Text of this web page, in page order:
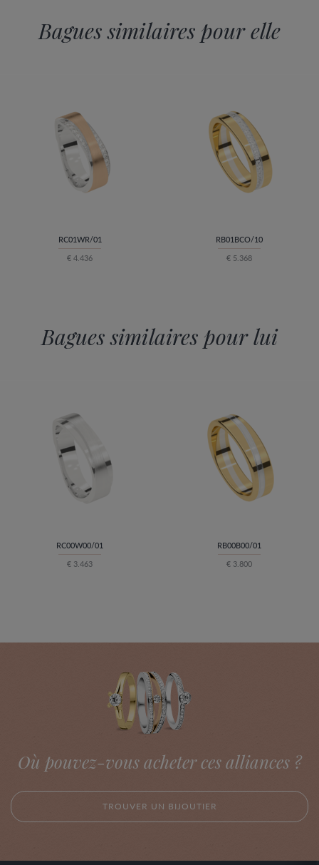
Bagues similaires pour elle
RC01WR/01
€ 4.436
RB01BCO/10
€ 5.368
Bagues similaires pour lui
RC00W00/01
€ 3.463
RB00B00/01
€ 3.800
Où pouvez-vous acheter ces alliances ?
TROUVER UN BIJOUTIER